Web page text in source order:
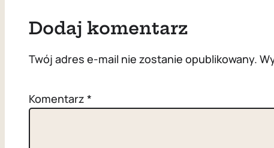
Dodaj komentarz
Twój adres e-mail nie zostanie opublikowany.
Komentarz *